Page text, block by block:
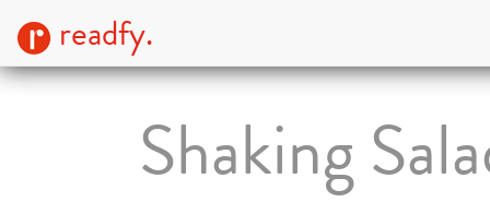
readfy.
Shaking